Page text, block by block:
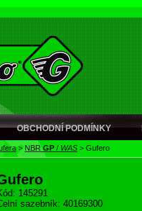
OBCHODNÍ PODMÍNKY
> NBRGP / WAS > Gufero
145291
sazebník: 40169300